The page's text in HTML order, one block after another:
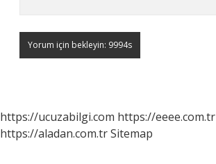
https://ucuzabilgi.com https://eeee.com.tr
https://aladan.com.trSitemap